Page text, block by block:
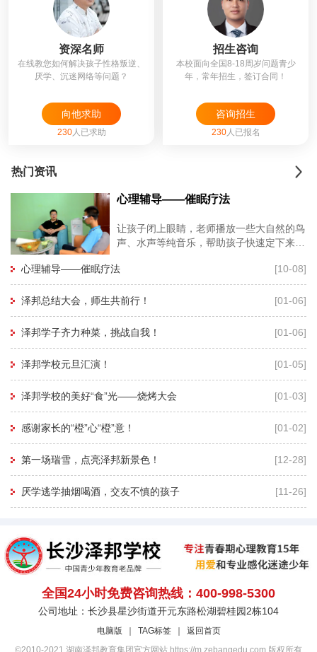
资深名师
在线教您如何解决孩子性格叛逆、
厌学、沉迷网络等问题？
向他求助
230人已求助
招生咨询
本校面向全国8-18周岁问题青少
年，常年招生，签订合同！
咨询招生
230人已报名
热门资讯
心理辅导——催眠疗法
让孩子闭上眼睛，老师播放一些大自然的鸟
声、水声等纯音乐，帮助孩子快速定下来，
利于心理老师深度进入孩子的
心理辅导——催眠疗法 [10-08]
泽邦总结大会，师生共前行！ [01-06]
泽邦学子齐力种菜，挑战自我！ [01-06]
泽邦学校元旦汇演！ [01-05]
泽邦学校的美好“食”光——烧烤大会 [01-03]
感谢家长的“橙”心“橙”意！ [01-02]
第一场瑞雪，点亮泽邦新景色！ [12-28]
厌学逃学抽烟喝酒，交友不慎的孩子 [11-26]
全国24小时免费咨询热线：400-998-5300
公司地址：长沙县星沙街道开元东路松湖碧桂园2栋104
电脑版 TAG标签
返回首页